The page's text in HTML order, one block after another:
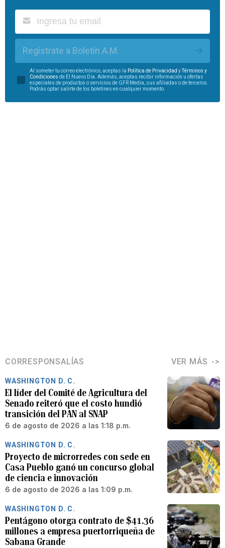
Regístrate a Boletín A.M.
Al someter tu correo electrónico, aceptas la Política de Privacidad yTérminos y
Condiciones de El Nuevo Día. Además, aceptas recibir información u ofertas
especiales de productos o servicios de GFR Media, sus afiliadas o de terceros.
Podrás optar salirte de los boletines en cualquier momento.
CORRESPONSALÍAS VER MÁS
WASHINGTON D. C.
El líder del Comité de Agricultura del
Senado reiteró que el costo hundió
transición del PAN al SNAP
6 de agosto de 2026 a las 1:18 p.m.
WASHINGTON D. C.
Proyecto de microrredes con sede en
Casa Pueblo ganó un concurso global
de ciencia e innovación
6 de agosto de 2026 a las 1:09 p.m.
WASHINGTON D. C.
Pentágono otorga contrato de $41.36
millones a empresa puertorriqueña de
Sabana Grande